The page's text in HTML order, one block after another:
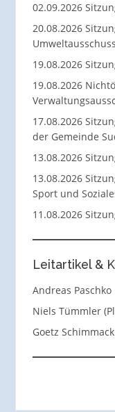
02.09.2026
20.08.2026
19.08.2026
19.08.2026
17.08.2026
der Gemeinde
13.08.2026
13.08.2026
Sport und
11.08.2026
Leitartikel &
Andreas Paschko
Niels Tümmler
Goetz Schimmack